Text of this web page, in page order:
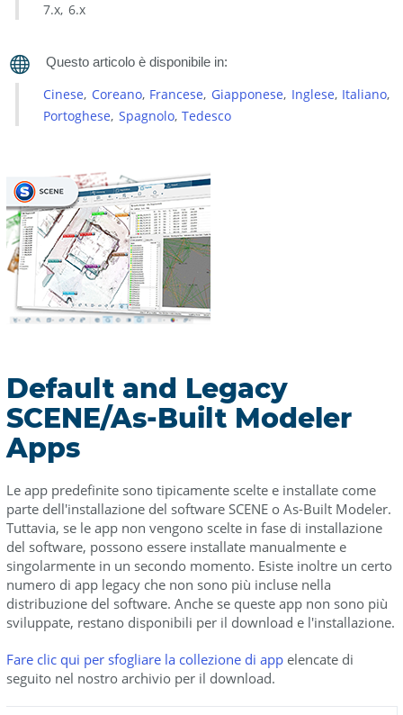
Built
Apps
7.x 6.x
Cinese Coreano Francese Giapponese Inglese Italiano
Portoghese Spagnolo Tedesco
Default and Legacy
SCENE/As-Built Modeler
Apps
Le app predefinite sono tipicamente scelte e installate come
parte dell'installazione del software SCENE o As-Built Modeler.
Tuttavia, se le app non vengono scelte in fase di installazione
del software, possono essere installate manualmente e
singolarmente in un secondo momento. Esiste inoltre un certo
numero di app legacy che non sono più incluse nella
distribuzione del software. Anche se queste app non sono più
sviluppate, restano disponibili per il download e l'installazione.
Fare clic qui per sfogliare la collezione di appelencate di
seguito nel nostro archivio per il download.